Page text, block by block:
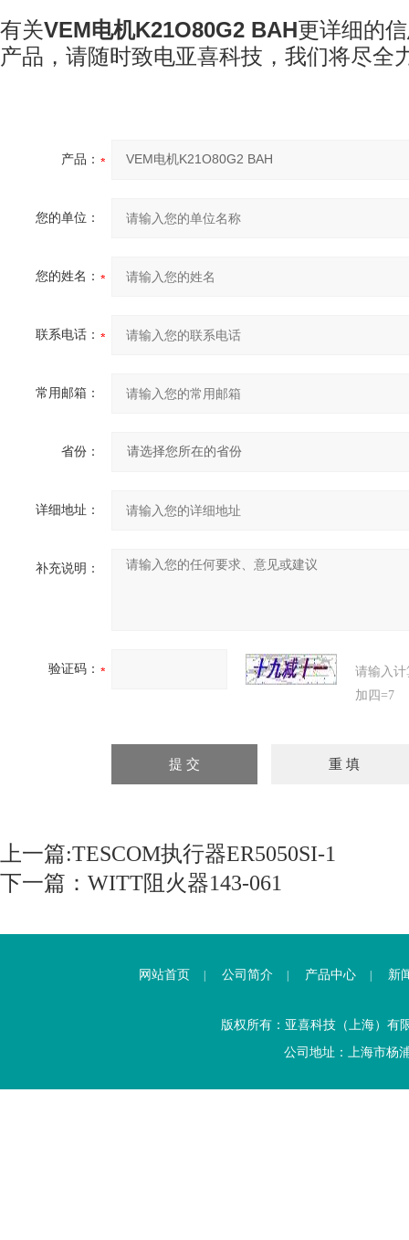
有关VEM电机K21O80G2 BAH更详细的
产品，请随时致电亚喜科技 ，我们将尽全
产品：
您的单位：
您的姓名：
联系电话：
常用邮箱：
省份：
详细地址：
补充说明：
验证码：
请输入
加四=7
上一篇:TESCOM执行器ER5050SI-1
下一篇： WITT阻火器143-061
网站首页 公司简介 产品中心 新
版权所有：亚喜科技（上海）
公司地址：上海市杨